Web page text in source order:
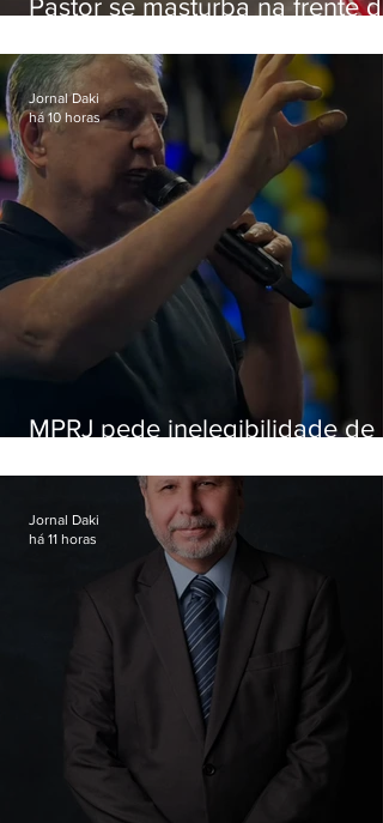
Pastor se masturba na frente de
MPRJ pede inelegibilidade de
Jornal Daki
há 10 horas
Jornal Daki
há 11 horas